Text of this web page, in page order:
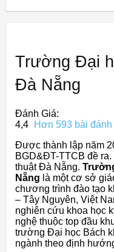
Trường Đại
Đà Nẵng
Đánh Giá:
4,4
Hơn 593 bài đánh
Được thành lập năm
BGD&ĐT-TTCB đề
thuật Đà Nẵng.
Nẵng là một cơ sở
chương trình đào tạo
– Tây Nguyên, Việt
nghiên cứu khoa học
nghệ thuộc top đầu
trường Đại học Bách
ngành theo định